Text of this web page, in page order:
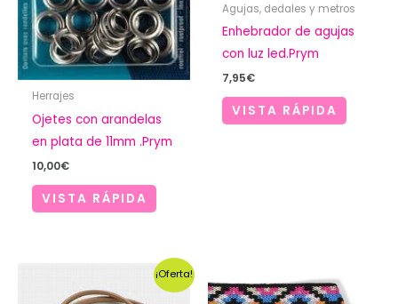
Herrajes
Ojetes con arandelas
en plata de 11mm .Prym
10,00€
VISTA RÁPIDA
Agujas, dedales y metros
Enhebrador de agujas
con luz led.Prym
7,95€
VISTA RÁPIDA
¡Oferta!